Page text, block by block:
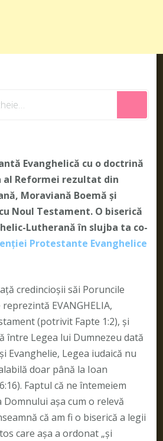
Evanghelică cu o doctrină
al Reformei rezultat din
Moraviană Boemă și
Noul Testament. O biserică
Lutherană în slujba ta co-
Protestante Evanghelice
credincioșii săi Poruncile
EVANGHELIA,
(potrivit Fapte 1:2), și
între Legea lui Dumnezeu dată
Evanghelie, Legea iudaică nu
doar până la Ioan
Faptul că ne întemeiem
așa cum o relevă
că am fi o biserică a legii
care așa a ordonat „și